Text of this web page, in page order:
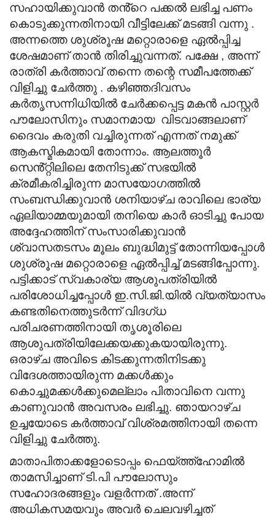
സഹായിക്കുവാൻ തൻ്റെ പക്കൽ ലഭിച്ച പണം
കൊടുക്കുന്നതിനായി വീട്ടിലേക്ക് മടങ്ങി വന്നു .
അന്നത്തെ ശുശ്രൂഷ മറ്റൊരാളെ ഏൽപ്പിച്ച
ശേഷമാണ് താൻ തിരിച്ചുവന്നത്. പക്ഷേ , അന്ന്
രാത്രി കർത്താവ് തന്നെ തന്റെ സമീപത്തേക്ക്
വിളിച്ചു ചേർത്തു . കഴിഞ്ഞദിവസം
കർതൃസന്നിധിയിൽ ചേർക്കപ്പെട്ട മകൻ പാസ്റ്റർ
പൗലോസിനും സമാനമായ വിടവാങ്ങലാണ്
ദൈവം കരുതി വച്ചിരുന്നത് എന്നത് നമുക്ക്
ആകസ്മികമായി തോന്നാം. ആലത്തൂർ
സെൻ്റ്റിലിലെ തേനിടുക്ക് സഭയിൽ
ക്രമീകരിച്ചിരുന്ന മാസയോഗത്തിൽ
സംബന്ധിക്കുവാൻ ശനിയാഴ്ച രാവിലെ ഭാര്യ
ഏലിയാമ്മയുമായി തനിയെ കാർ ഓടിച്ചു പോയ
അദ്ദേഹത്തിന് സംസാരിക്കുവാൻ
ശ്വാസതടസം മൂലം ബുദ്ധിമുട്ട് തോന്നിയപ്പോൾ
ശുശ്രൂഷ മറ്റൊരാളെ ഏൽപ്പിച്ച് മടങ്ങിപ്പോന്നു.
പട്ടിക്കാട് സ്വകാര്യ ആശുപത്രിയിൽ
പരിശോധിച്ചപ്പോൾ ഇ.സി.ജി.യിൽ വ്യത്യാസം
കണ്ടതിനെത്തുടർന്ന് വിദഗ്ധ
പരിചരണത്തിനായി തൃശൂരിലെ
ആശുപത്രിയിലേക്കയക്കുകയായിരുന്നു.
ഒരാഴ്ച അവിടെ കിടക്കുന്നതിനിടക്കു
വിദേശത്തായിരുന്ന മക്കൾക്കും
കൊച്ചുമക്കൾക്കുമെല്ലാം പിതാവിനെ വന്നു
കാണുവാൻ അവസരം ലഭിച്ചു. ഞായറാഴ്ച
ഉച്ചയോടെ കർത്താവ് വിശ്രമത്തിനായി തന്നെ
വിളിച്ചു ചേർത്തു.
മാതാപിതാക്കളോടൊപ്പം ഫെയ്ത്ത്ഹോമിൽ
താമസിച്ചാണ് ടി.പി പൗലോസും
സഹോദരങ്ങളും വളർന്നത് .അന്ന്
അധികസമയവും അവർ ചെലവഴിച്ചത്